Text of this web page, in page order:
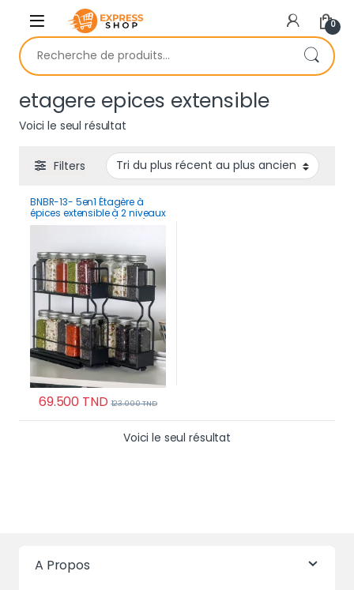
Skip to navigation
Skip to content
0
Recherche pour :
etagere epices extensible
Voici le seul résultat
Filters
BNBR-13- 5en1 Étagère à
épices extensible à 2 niveaux
INOX pour cuisine (2 pcs)
69.500 TND 123.000TND
Voici le seul résultat
A Propos